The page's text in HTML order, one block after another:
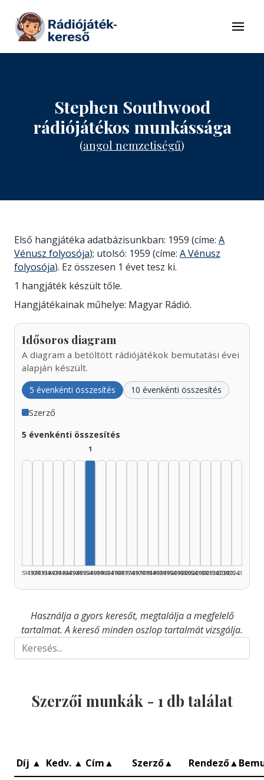
Tovább a tartalomhoz
Menü
Stephen Southwood
rádiójátékos munkássága
(angol nemzetiségű)
Első hangjátéka adatbázisunkban: 1959 (címe: A
Vénusz folyosója); utolsó: 1959 (címe: A Vénusz
folyosója). Ez összesen 1 évet tesz ki.
1 hangjáték készült tőle.
Hangjátékainak műhelye: Magyar Rádió.
Idősoros diagram
A diagram a betöltött rádiójátékok bemutatási évei
alapján készült.
5 évenkénti összesítés 10 évenkénti összesítés
Szerző
5 évenkénti összesítés
1925–1929
1930–1934
1935–1939
1940–1944
1945–1949
1950–1954
1
1955–1959
1960–1964
1965–1969
1970–1974
1975–1979
1980–1984
1985–1989
1990–1994
1995–1999
2000–2004
2005–2009
2010–2014
2015–2019
2020–2024
2025–2026
Használja a gyors keresőt, megtalálja a megfelelő
tartalmat. A kereső minden oszlop tartalmát vizsgálja.
Szerzői munkák - 1 db találat
Díj ▲ Kedv. ▲ Cím▲ Szerző▲ Rendező▲